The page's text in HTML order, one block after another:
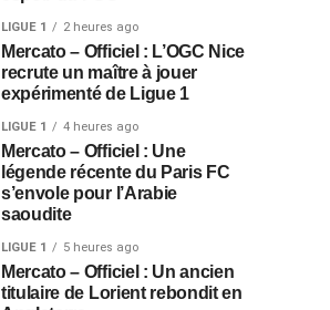
LIGUE 1 2 heures ago
Mercato – Officiel : L’OGC Nice
recrute un maître à jouer
expérimenté de Ligue 1
LIGUE 1 4 heures ago
Mercato – Officiel : Une
légende récente du Paris FC
s’envole pour l’Arabie
saoudite
LIGUE 1 5 heures ago
Mercato – Officiel : Un ancien
titulaire de Lorient rebondit en